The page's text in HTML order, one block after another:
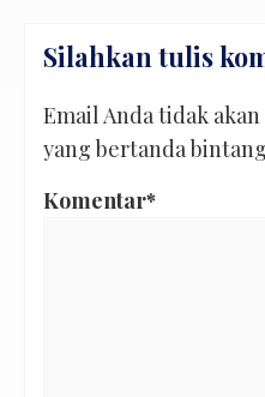
Silahkan tulis
Email Anda tidak
yang bertanda
Komentar*